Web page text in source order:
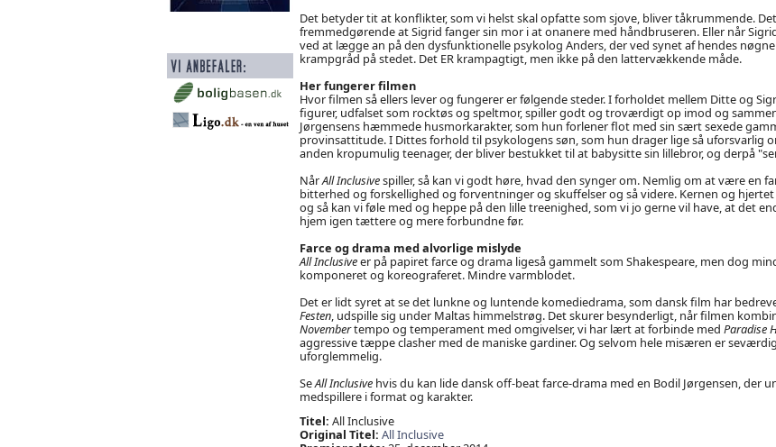
Det betyder tit at konflikter, som vi helst skal opfatte som sjove, bliver tåkrummende.
fremmedgørende at Sigrid fanger sin mor i at onanere med håndbruseren. Eller når
ved at lægge an på den dysfunktionelle psykolog Anders, der ved synet af hendes
krampgråd på stedet. Det ER krampagtigt, men ikke på den lattervækkende måde.
Her fungerer filmen
Hvor filmen så ellers lever og fungerer er følgende steder. I forholdet mellem Ditte og
figurer, udfalset som rocktøs og speltmor, spiller godt og troværdigt op imod og
Jørgensens hæmmede husmorkarakter, som hun forlener flot med sin sært sexede
provinsattitude. I Dittes forhold til psykologens søn, som hun drager lige så uforsvarlig
anden kropumulig teenager, der bliver bestukket til at babysitte sin lillebror, og derpå
NårAll Inclusivespiller, så kan vi godt høre, hvad den synger om. Nemlig om at være en
bitterhed og forskellighed og forventninger og skuffelser og så videre. Kernen og
og så kan vi føle med og heppe på den lille treenighed, som vi jo gerne vil have, at det
hjem igen tættere og mere forbundne før.
Farce og drama med alvorlige mislyde
All Inclusiveer på papiret farce og drama ligeså gammelt som Shakespeare, men dog
komponeret og koreograferet. Mindre varmblodet.
Det er lidt syret at se det lunkne og luntende komediedrama, som dansk film har
Festen, udspille sig under Maltas himmelstrøg. Det skurer besynderligt, når filmen
Novembertempo og temperament med omgivelser, vi har lært at forbinde med Paradise
aggressive tæppe clasher med de maniske gardiner. Og selvom hele misæren er
uforglemmelig.
SeAll Inclusivehvis du kan lide dansk off-beat farce-drama med en Bodil Jørgensen, der
medspillere i format og karakter.
Titel: All Inclusive
Original Titel: All Inclusive